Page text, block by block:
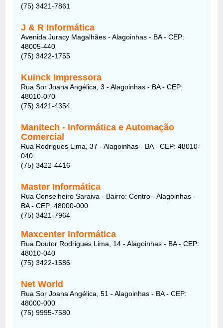
(75) 3421-7861
J & R Informática
Avenida Juracy Magalhães - Alagoinhas - BA - CEP:
48005-440
(75) 3422-1755
Kuinck Impressora
Rua Sor Joana Angélica, 3 - Alagoinhas - BA - CEP:
48010-070
(75) 3421-4354
Manitech - Informática e Automação
Comercial
Rua Rodrigues Lima, 37 - Alagoinhas - BA - CEP: 48010-
040
(75) 3422-4416
Master Informática
Rua Conselheiro Saraiva - Bairro: Centro - Alagoinhas -
BA - CEP: 48000-000
(75) 3421-7964
Maxcenter Informática
Rua Doutor Rodrigues Lima, 14 - Alagoinhas - BA - CEP:
48010-040
(75) 3422-1586
Net World
Rua Sor Joana Angélica, 51 - Alagoinhas - BA - CEP:
48000-000
(75) 9995-7580